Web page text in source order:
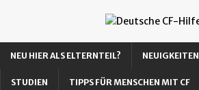
NEU HIER ALS ELTERNTEIL? NEUIGKEITEN
STUDIEN TIPPS FÜR MENSCHEN MIT CF